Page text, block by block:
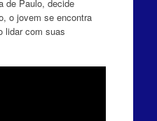
de Paulo, decide
o jovem se encontra
lidar com suas